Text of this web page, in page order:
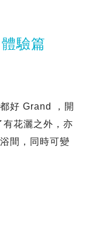
驗篇
好 Grand ，開
花灑之外，亦
間，同時可變